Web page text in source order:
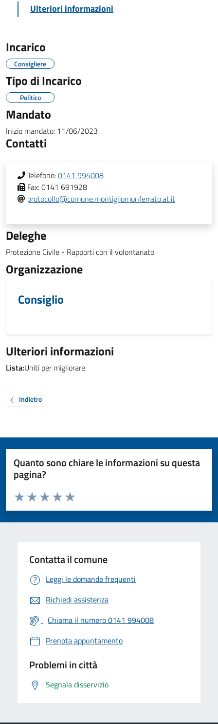
Ulteriori informazioni
Incarico
Consigliere
Tipo di Incarico
Politico
Mandato
Inizio mandato: 11/06/2023
Contatti
Telefono:0141 994008
Fax:0141 691928
protocollo@comune.montigliomonferrato.at.it
Deleghe
Protezione Civile - Rapporti con il volontariato
Organizzazione
Consiglio
Ulteriori informazioni
Lista:Uniti per migliorare
Indietro
Quanto sono chiare le informazioni su questa
pagina?
Valuta da 1 a 5 stelle la pagina
Valuta 5 stelle su 5
Valuta 4 stelle su 5
Valuta 3 stelle su 5
Valuta 2 stelle su 5
Valuta 1 stelle su 5
Contatta il comune
Leggi le domande frequenti
Richiedi assistenza
Chiama il numero 0141 994008
Prenota appuntamento
Problemi in città
Segnala disservizio